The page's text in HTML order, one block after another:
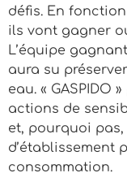
défis. En
ils vont gagner
L’équipe
aura su
eau. « GASPIDO
actions de
et, pourquoi pas,
d’établissement
consommation.